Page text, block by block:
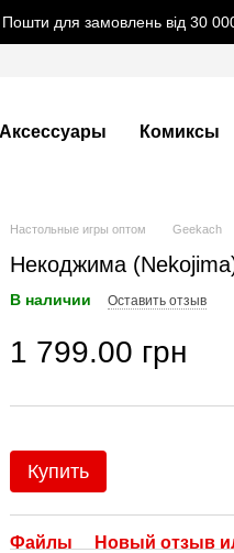
для замовлень від 30
Аксессуары Комиксы
Настольные игры оптом Geekach
Некоджима
В наличии Оставить отзыв
1 799.00 грн
Купить
Файлы
Новый отзыв